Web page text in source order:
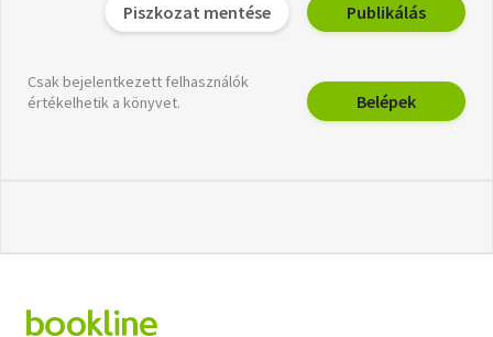
Piszkozat mentése Publikálás
Csak bejelentkezett felhasználók
értékelhetik a könyvet.
Belépek